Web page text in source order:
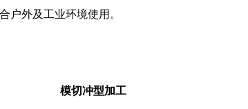
户外及工业环境使用。
模切冲型加工